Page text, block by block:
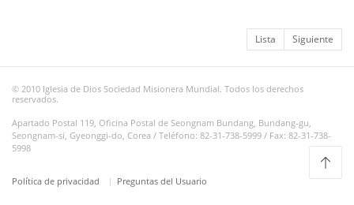
Lista Siguiente
© 2010 Iglesia de Dios Sociedad Misionera Mundial. Todos los derechos
reservados.
Apartado Postal 119, Oficina Postal de Seongnam Bundang, Bundang-gu,
Seongnam-si, Gyeonggi-do, Corea / Teléfono: 82-31-738-5999 / Fax: 82-31-738-
5998
Política de privacidad Preguntas del Usuario